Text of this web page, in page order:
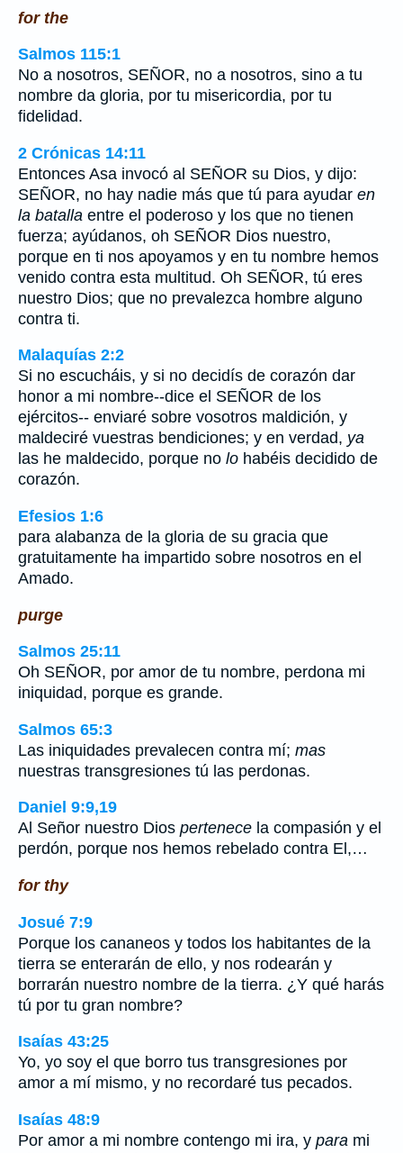
for the
Salmos 115:1
No a nosotros, SEÑOR, no a nosotros, sino a tu
nombre da gloria, por tu misericordia, por tu
fidelidad.
2 Crónicas 14:11
Entonces Asa invocó al SEÑOR su Dios, y dijo:
SEÑOR, no hay nadie más que tú para ayudar en
la batalla entre el poderoso y los que no tienen
fuerza; ayúdanos, oh SEÑOR Dios nuestro,
porque en ti nos apoyamos y en tu nombre hemos
venido contra esta multitud. Oh SEÑOR, tú eres
nuestro Dios; que no prevalezca hombre alguno
contra ti.
Malaquías 2:2
Si no escucháis, y si no decidís de corazón dar
honor a mi nombre--dice el SEÑOR de los
ejércitos-- enviaré sobre vosotros maldición, y
maldeciré vuestras bendiciones; y en verdad, ya
las he maldecido, porque no lo habéis decidido de
corazón.
Efesios 1:6
para alabanza de la gloria de su gracia que
gratuitamente ha impartido sobre nosotros en el
Amado.
purge
Salmos 25:11
Oh SEÑOR, por amor de tu nombre, perdona mi
iniquidad, porque es grande.
Salmos 65:3
Las iniquidades prevalecen contra mí; mas
nuestras transgresiones tú las perdonas.
Daniel 9:9,19
Al Señor nuestro Dios pertenece la compasión y el
perdón, porque nos hemos rebelado contra El,…
for thy
Josué 7:9
Porque los cananeos y todos los habitantes de la
tierra se enterarán de ello, y nos rodearán y
borrarán nuestro nombre de la tierra. ¿Y qué harás
tú por tu gran nombre?
Isaías 43:25
Yo, yo soy el que borro tus transgresiones por
amor a mí mismo, y no recordaré tus pecados.
Isaías 48:9
Por amor a mi nombre contengo mi ira, y para mi